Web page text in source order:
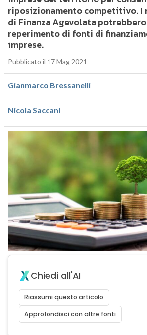
riposizionamento competitivo. I
di Finanza Agevolata
reperimento di fonti di
imprese.
Pubblicato il 17 Mag 2021
Gianmarco Bressanelli
Nicola Saccani
Chiedi all'AI
Riassumi questo articolo
Approfondisci con altre fonti